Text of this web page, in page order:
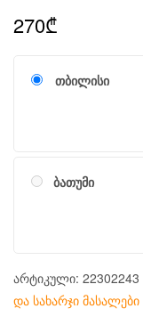
270₾
თბილისი
ბათუმი
არტიკული: 22302243
და სახარჯი მასალები